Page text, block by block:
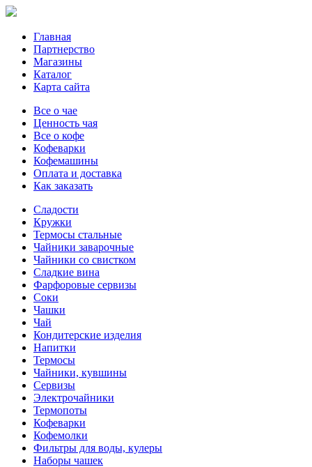
Главная
Партнерство
Магазины
Каталог
Карта сайта
Все о чае
Ценность чая
Все о кофе
Кофеварки
Кофемашины
Оплата и доставка
Как заказать
Сладости
Кружки
Термосы стальные
Чайники заварочные
Чайники со свистком
Сладкие вина
Фарфоровые сервизы
Соки
Чашки
Чай
Кондитерские изделия
Напитки
Термосы
Чайники, кувшины
Сервизы
Электрочайники
Термопоты
Кофеварки
Кофемолки
Фильтры для воды, кулеры
Наборы чашек